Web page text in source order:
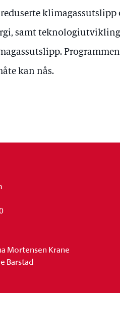
klimagassutslipp
samt
kan nås.
Mortensen Krane
Barstad